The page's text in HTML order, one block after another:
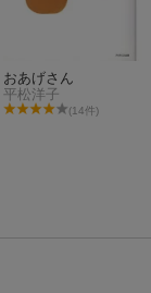
おあげさん
平松洋子
(14件)